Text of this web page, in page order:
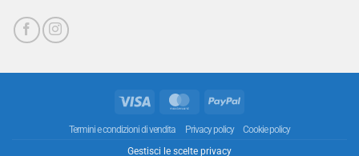
Visa MasterCardPayPal
Termini e condizioni di vendita Privacy policy
Cookie policy
Gestisci le scelte privacy